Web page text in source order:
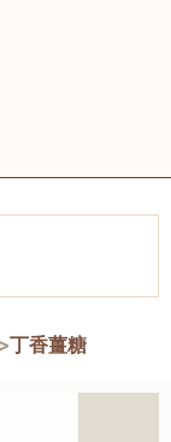
>丁香薑糖